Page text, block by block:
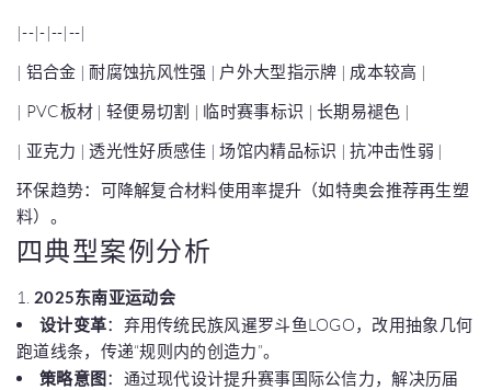
|--|-|--|--|
| 铝合金 | 耐腐蚀抗风性强 | 户外大型指示牌 | 成本较高 |
| PVC板材 | 轻便易切割 | 临时赛事标识 | 长期易褪色 |
| 亚克力 | 透光性好质感佳 | 场馆内精品标识 | 抗冲击性弱 |
环保趋势：可降解复合材料使用率提升（如特奥会推荐再生塑
料）。
四典型案例分析
1. 2025东南亚运动会
设计变革：弃用传统民族风暹罗斗鱼LOGO，改用抽象几何
跑道线条，传递“规则内的创造力”。
策略意图：通过现代设计提升赛事国际公信力，解决历届